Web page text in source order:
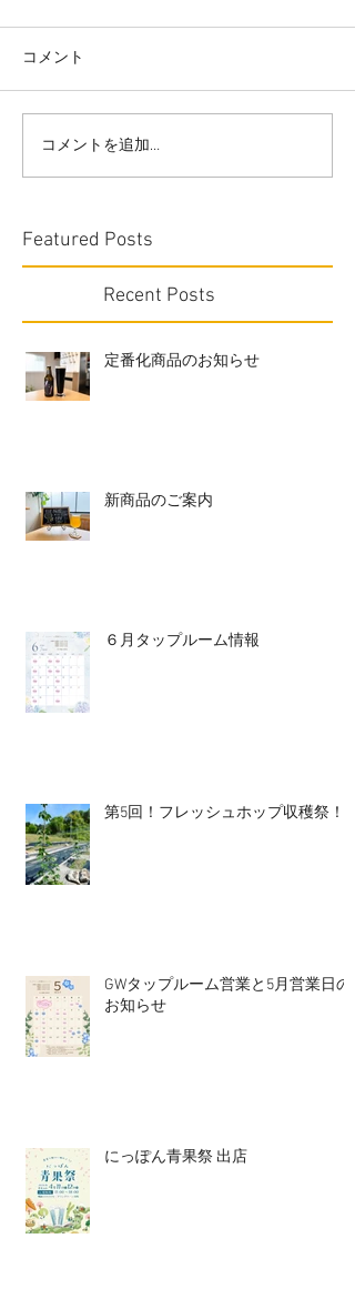
コメント
コメントを追加…
Featured Posts
Recent Posts
定番化商品のお知らせ
新商品のご案内
６月タップルーム情報
第5回！フレッシュホップ収穫祭！
GWタップルーム営業と5月営業日の
お知らせ
にっぽん青果祭 出店